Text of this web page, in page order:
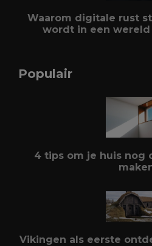
Waarom digitale rust
wordt in een
Populair
4 tips om je huis nog
Vikingen als eerste